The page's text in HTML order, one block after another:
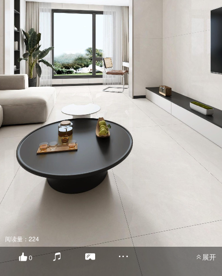
阅读量：224
0 展开